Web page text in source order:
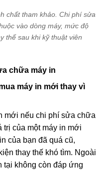
chất tham khảo. Chi phí sửa
vào dòng máy, mức độ
thế sau khi kỹ thuật viên
chữa máy in
máy in mới thay vì
mới nếu chi phí sửa chữa
của một máy in mới
của bạn đã quá cũ,
thay thế khó tìm. Ngoài
tại không còn đáp ứng